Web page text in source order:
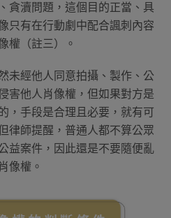
貪瀆問題，這個目的正當、具
只有在行動劇中配合諷刺內容
權（註三）。
未經他人同意拍攝、製作、公
害他人肖像權，但如果對方是
，手段是合理且必要，就有可
律師提醒，普通人都不算公眾
益案件，因此還是不要隨便亂
像權。